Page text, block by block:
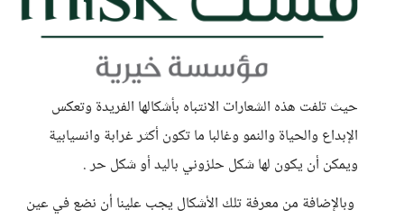
حيث تلفت هذه الشعارات الانتباه بأشكالها الفريدة وتعكس
الإبداع والحياة والنمو وغالبا ما تكون أكثر غرابة وانسيابية
ويمكن أن يكون لها شكل حلزوني باليد أو شكل حر .
وبالإضافة من معرفة تلك الأشكال يجب علينا أن نضع في عين